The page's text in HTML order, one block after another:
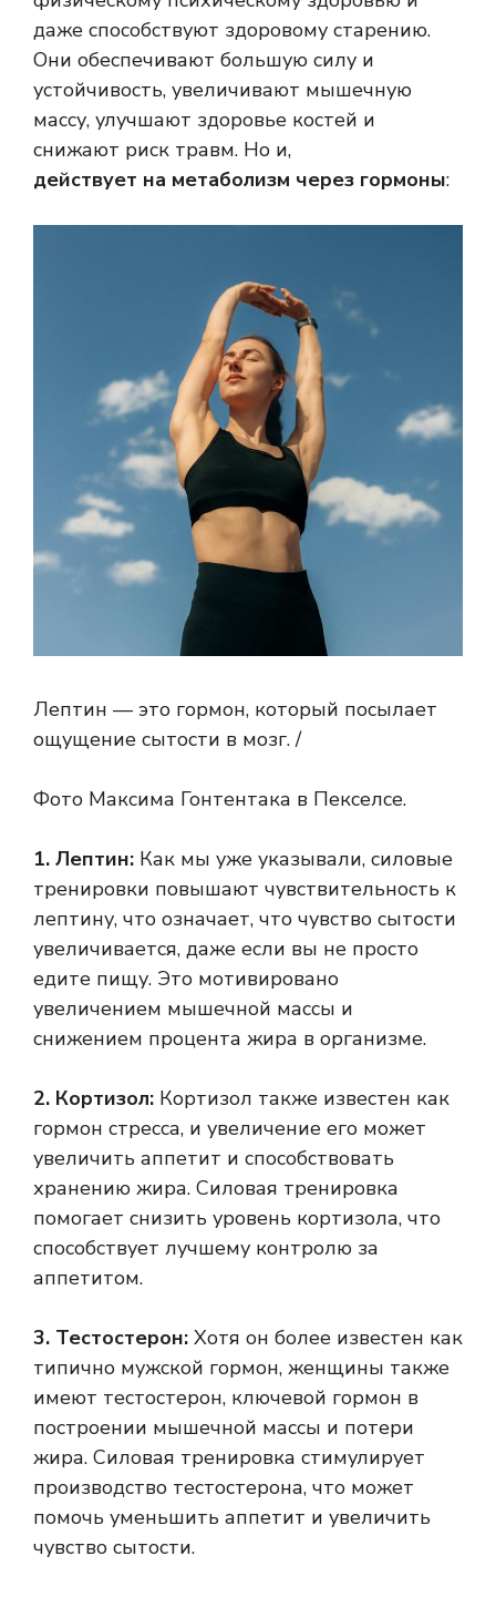
даже способствуют здоровому старению.
Они обеспечивают большую силу и
устойчивость, увеличивают мышечную
массу, улучшают здоровье костей и
снижают риск травм. Но и,
действует на метаболизм через гормоны:
Лептин — это гормон, который посылает
ощущение сытости в мозг. /
Фото Максима Гонтентака в Пекселсе.
1. Лептин: Как мы уже указывали, силовые
тренировки повышают чувствительность к
лептину, что означает, что чувство сытости
увеличивается, даже если вы не просто
едите пищу. Это мотивировано
увеличением мышечной массы и
снижением процента жира в организме.
2. Кортизол: Кортизол также известен как
гормон стресса, и увеличение его может
увеличить аппетит и способствовать
хранению жира. Силовая тренировка
помогает снизить уровень кортизола, что
способствует лучшему контролю за
аппетитом.
3. Тестостерон: Хотя он более известен как
типично мужской гормон, женщины также
имеют тестостерон, ключевой гормон в
построении мышечной массы и потери
жира. Силовая тренировка стимулирует
производство тестостерона, что может
помочь уменьшить аппетит и увеличить
чувство сытости.